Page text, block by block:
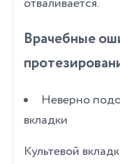
отваливается.
Врачебные
Неверно
вкладки
Культевой